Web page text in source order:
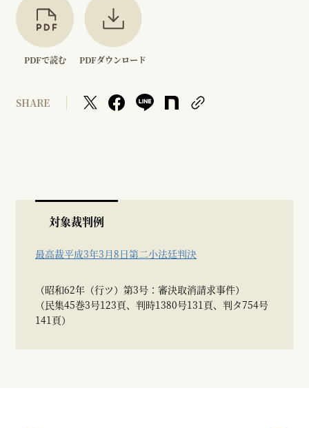
PDFで読む PDFダウンロード
SHARE
対象裁判例
最高裁平成3年3月8日第二小法廷判決
（昭和62年（行ツ）第3号：審決取消請求事件）
（民集45巻3号123頁、判時1380号131頁、判タ754号
141頁）